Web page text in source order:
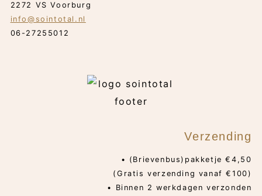
2272 VS Voorburg
info@sointotal.nl
06-27255012
Verzending
• (Brievenbus)pakketje €4,50
(Gratis verzending vanaf €100)
• Binnen 2 werkdagen verzonden